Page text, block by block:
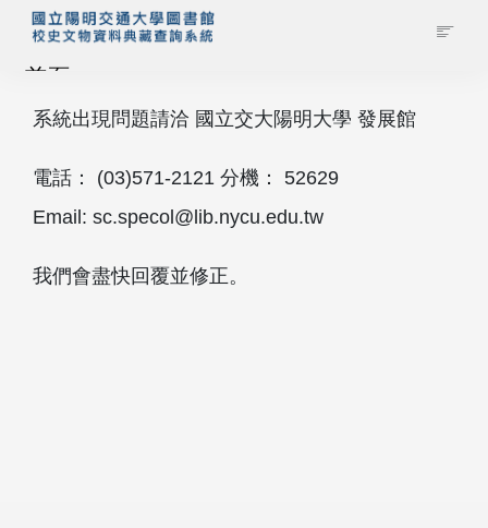
首頁
藏品查詢
藏品清單全覽
系統出現問題請洽 國立交大陽明大學 發展館
電話： (03)571‐2121 分機： 52629
Email: sc.specol@lib.nycu.edu.tw
我們會盡快回覆並修正。